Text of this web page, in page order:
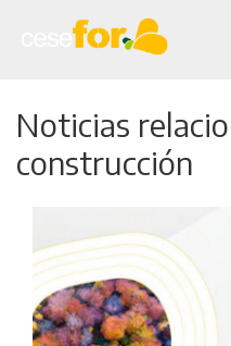
Noticias
construcción